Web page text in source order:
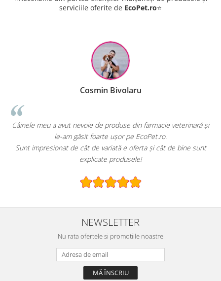
serviciile oferite de EcoPet.ro⭐
farmacie veterinară și
și cât de bine sunt
EcoPet.ro este salvarea mea de fiecare
hrană sau produse pentru păsările
E greu să găsești un magazin online cu o
NEWSLETTER
Nu rata ofertele si promotiile noastre